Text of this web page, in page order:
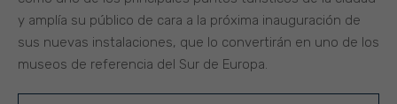
y amplía su público de cara a la próxima inauguración de
sus nuevas instalaciones, que lo convertirán en uno de los
museos de referencia del Sur de Europa.